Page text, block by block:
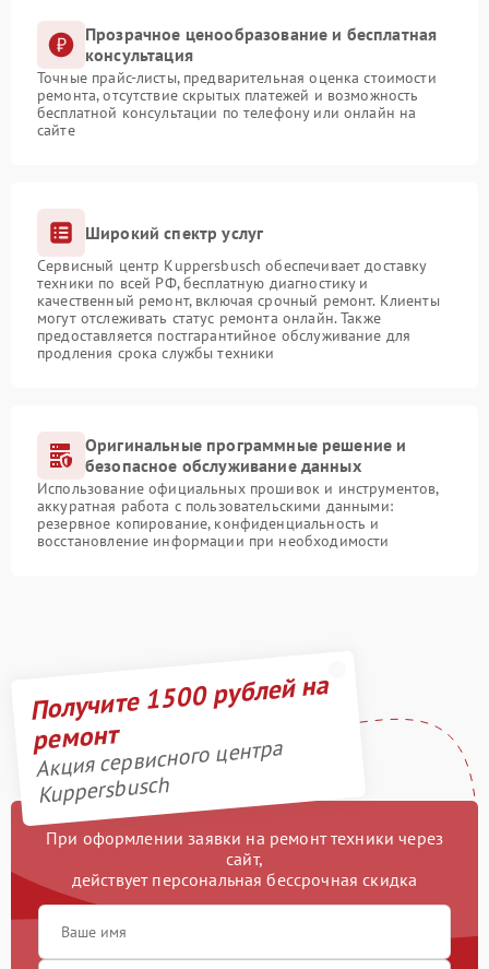
Прозрачное ценообразование и бесплатная
консультация
Точные прайс-листы, предварительная оценка стоимости
ремонта, отсутствие скрытых платежей и возможность
бесплатной консультации по телефону или онлайн на
сайте
Широкий спектр услуг
Сервисный центр Kuppersbusch обеспечивает доставку
техники по всей РФ, бесплатную диагностику и
качественный ремонт, включая срочный ремонт. Клиенты
могут отслеживать статус ремонта онлайн. Также
предоставляется постгарантийное обслуживание для
продления срока службы техники
Оригинальные программные решение и
безопасное обслуживание данных
Использование официальных прошивок и инструментов,
аккуратная работа с пользовательскими данными:
резервное копирование, конфиденциальность и
восстановление информации при необходимости
Получите 1500 рублей на
ремонт
Акция сервисного центра
Kuppersbusch
При оформлении заявки на ремонт техники через
сайт,
действует персональная бессрочная скидка